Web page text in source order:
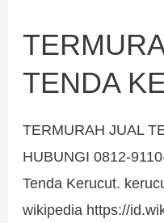
TENDA
TERMURAH JUAL
HUBUNGI 0812-
Tenda Kerucut.
wikipedia https://
TENDA